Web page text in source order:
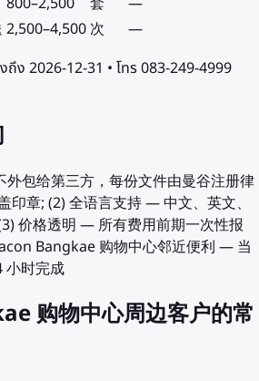
2,500–4,500次
—
ถึง 2026-12-31 • โทร 083-249-4999
包给第三方，每份文件由曼谷注册律
印章; (2) 全语言支持 — 中文、英文、
价格透明 — 所有费用前期一次性报
Bangkae 购物中心邻近便利 — 当
小时完成
购物中心周边客户的常